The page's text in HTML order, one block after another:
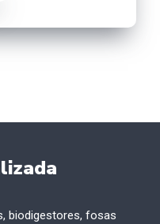
biodigestores, fosas